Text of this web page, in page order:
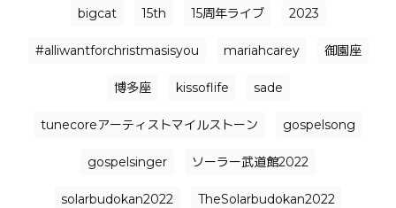
bigcat 15th 15周年ライブ 2023
#alliwantforchristmasisyou mariahcarey 御園座
博多座 kissoflife sade
tunecoreアーティストマイルストーン gospelsong
gospelsinger ソーラー武道館2022
solarbudokan2022 TheSolarbudokan2022